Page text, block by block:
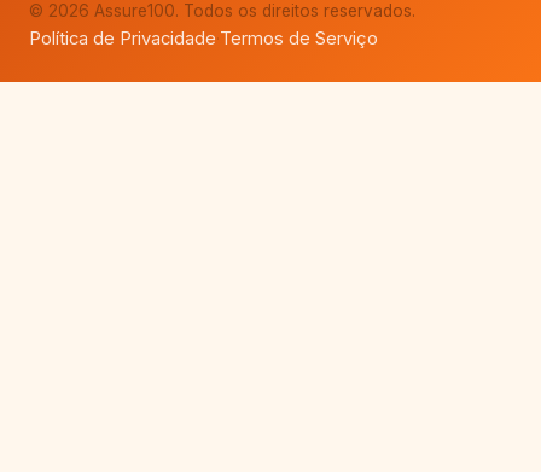
© 2026 Assure100. Todos os direitos reservados.
Política de Privacidade·Termos de Serviço